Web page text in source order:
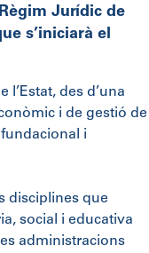
Jurídic de
s’iniciarà el
des d’una
i de gestió de
i
disciplines que
social i educativa
administracions